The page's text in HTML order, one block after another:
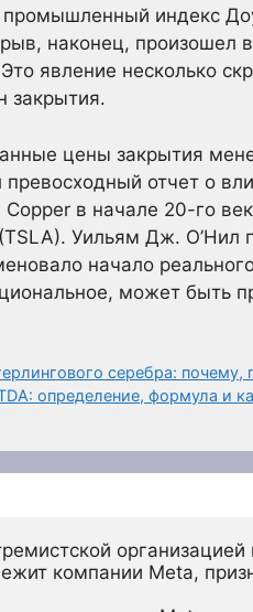
промышленный индекс
наконец, произошел
Это явление несколько
закрытия.
цены закрытия
отчет о
в начале 20-го
Уильям Дж.
начало
может быть
серебра: почему,
определение, формула и
компании Meta,